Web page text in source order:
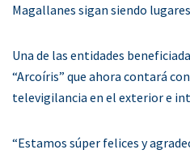
Magallanes sigan siendo
Una de las entidades
“Arcoíris” que ahora contará
televigilancia en el exterior e
“Estamos súper felices y